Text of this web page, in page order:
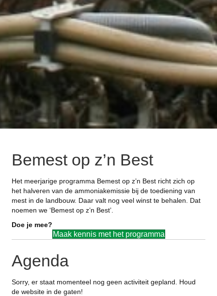
Bemest op z’n Best
Het meerjarige programma Bemest op z’n Best richt zich op
het halveren van de ammoniakemissie bij de toediening van
mest in de landbouw. Daar valt nog veel winst te behalen. Dat
noemen we ‘Bemest op z’n Best’.
Doe je mee?
Maak kennis met het programma
Agenda
Sorry, er staat momenteel nog geen activiteit gepland. Houd
de website in de gaten!